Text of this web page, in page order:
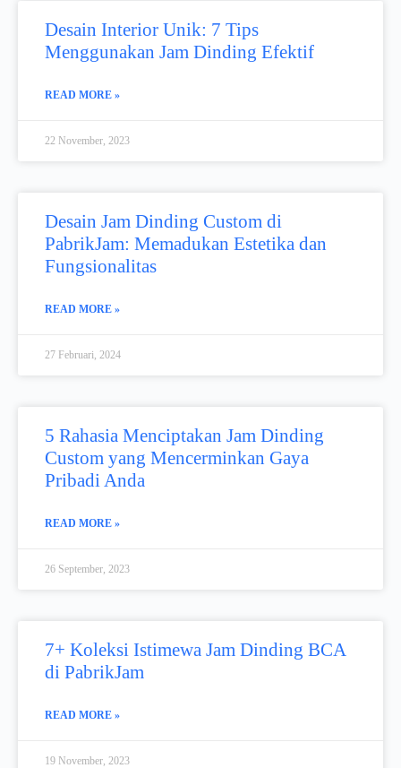
Desain Interior Unik: 7 Tips
Menggunakan Jam Dinding Efektif
READ MORE »
22 November, 2023
Desain Jam Dinding Custom di
PabrikJam: Memadukan Estetika dan
Fungsionalitas
READ MORE »
27 Februari, 2024
5 Rahasia Menciptakan Jam Dinding
Custom yang Mencerminkan Gaya
Pribadi Anda
READ MORE »
26 September, 2023
7+ Koleksi Istimewa Jam Dinding BCA
di PabrikJam
READ MORE »
19 November, 2023